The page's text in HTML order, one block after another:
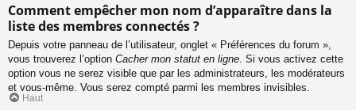
Comment empêcher mon nom d’apparaître dans la
liste des membres connectés ?
Depuis votre panneau de l’utilisateur, onglet « Préférences du forum »,
vous trouverez l’option Cacher mon statut en ligne . Si vous activez cette
option vous ne serez visible que par les administrateurs, les modérateurs
et vous-même. Vous serez compté parmi les membres invisibles.
Haut